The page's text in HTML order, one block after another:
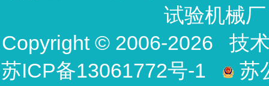
试验机械厂
Copyright © 2006-2026 技
苏ICP备13061772号-1
苏